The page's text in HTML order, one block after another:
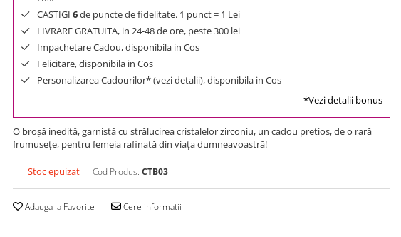
CASTIGI 6de puncte de fidelitate. 1 punct = 1 Lei
LIVRARE GRATUITA, in 24-48 de ore, peste 300 lei
Impachetare Cadou, disponibila in Cos
Felicitare, disponibila in Cos
Personalizarea Cadourilor* (vezi detalii), disponibila in Cos
*Vezi detalii bonus
O broşă inedită, garnistă cu strălucirea cristalelor zirconiu, un cadou preţios, de o rară
frumuseţe, pentru femeia rafinată din viaţa dumneavoastră!
Stoc epuizat Cod Produs: CTB03
Adauga la Favorite Cere informatii